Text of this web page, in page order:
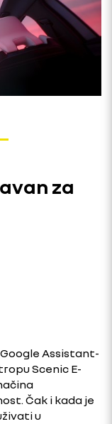
za
Assistant-
Scenic E-
Čak i kada je
​​u